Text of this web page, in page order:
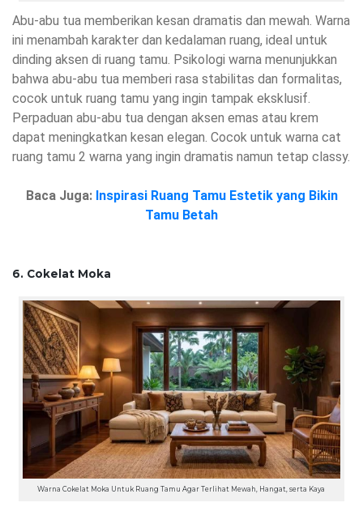
Abu-abu tua memberikan kesan dramatis dan mewah. Warna
ini menambah karakter dan kedalaman ruang, ideal untuk
dinding aksen di ruang tamu. Psikologi warna menunjukkan
bahwa abu-abu tua memberi rasa stabilitas dan formalitas,
cocok untuk ruang tamu yang ingin tampak eksklusif.
Perpaduan abu-abu tua dengan aksen emas atau krem
dapat meningkatkan kesan elegan. Cocok untuk warna cat
ruang tamu 2 warna yang ingin dramatis namun tetap classy.
Baca Juga: Inspirasi Ruang Tamu Estetik yang Bikin
Tamu Betah
6. Cokelat Moka
Warna Cokelat Moka Untuk Ruang Tamu Agar Terlihat Mewah, Hangat, serta Kaya